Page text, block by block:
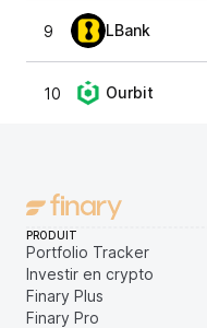
9 LBank
10 Ourbit
PRODUIT
Portfolio Tracker
Investir en crypto
Finary Plus
Finary Pro